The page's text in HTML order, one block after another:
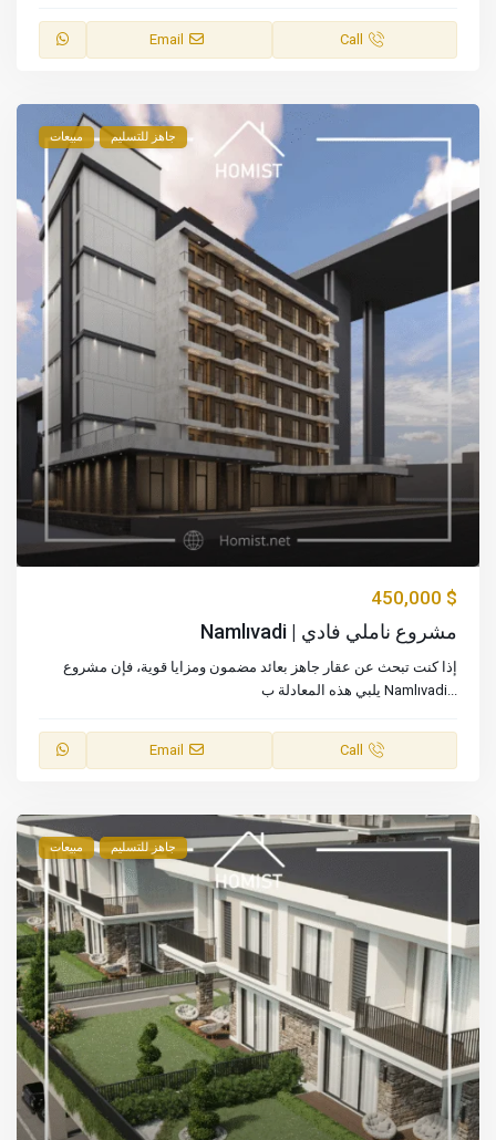
Call
Email
مبيعات جاهز للتسليم
$ 450,000
مشروع ناملي فادي | Namlıvadi
إذا كنت تبحث عن عقار جاهز بعائد مضمون ومزايا قوية، فإن مشروع
Namlıvadi يلبي هذه المعادلة ب...
Call
Email
مبيعات جاهز للتسليم